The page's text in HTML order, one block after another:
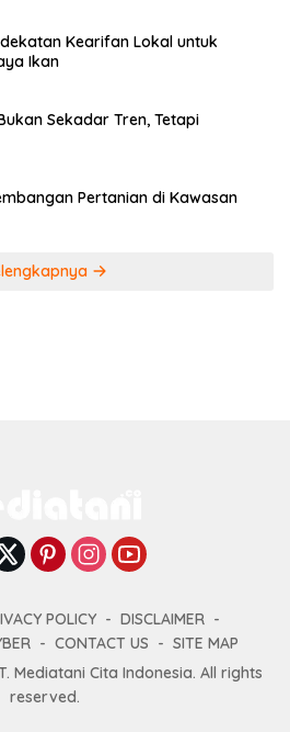
Kearifan Lokal untuk
Ikan
Sekadar Tren, Tetapi
Pertanian di Kawasan
POLICY
DISCLAIMER
CONTACT US
SITE MAP
Mediatani Cita Indonesia. All rights
reserved.